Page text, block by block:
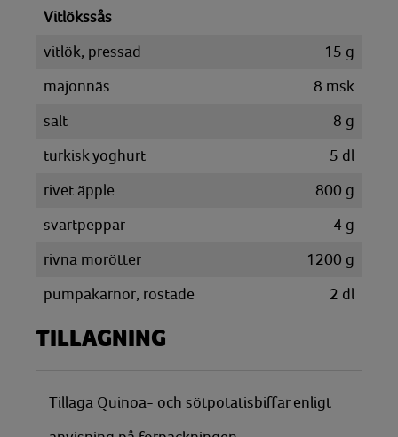
Vitlökssås
vitlök, pressad
15 g
majonnäs
8 msk
salt
8 g
turkisk yoghurt
5 dl
rivet äpple
800 g
svartpeppar
4 g
rivna morötter
1200 g
pumpakärnor, rostade
2 dl
TILLAGNING
Tillaga Quinoa- och sötpotatisbiffar enligt